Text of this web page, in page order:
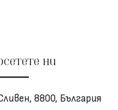
ни
8800, България